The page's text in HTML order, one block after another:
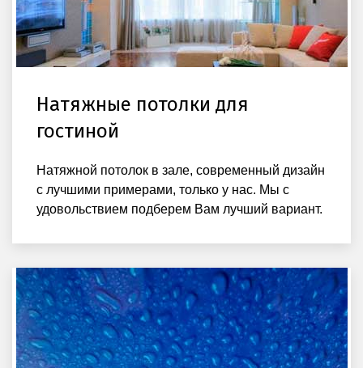
Натяжные потолки для
гостиной
Натяжной потолок в зале, современный дизайн
с лучшими примерами, только у нас. Мы с
удовольствием подберем Вам лучший вариант.